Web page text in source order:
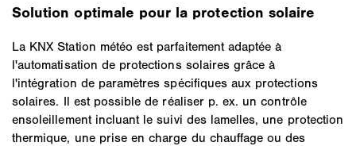
Solution optimale pour la protection solaire
La KNX Station météo est parfaitement adaptée à
l'automatisation de protections solaires grâce à
l'intégration de paramètres spécifiques aux protections
solaires. Il est possible de réaliser p. ex. un contrôle
ensoleillement incluant le suivi des lamelles, une protection
thermique, une prise en charge du chauffage ou des